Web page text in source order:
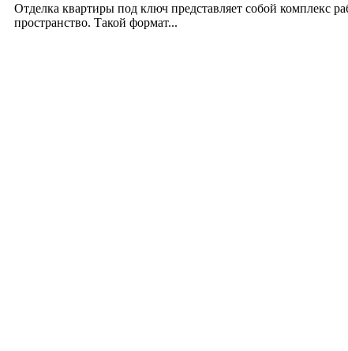
Отделка квартиры под ключ представляет собой комплекс
пространство. Такой формат...